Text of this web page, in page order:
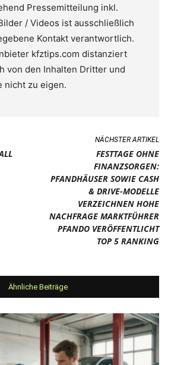
Pressemitteilung inkl.
/ Videos ist ausschließlich
Kontakt verantwortlich.
kfztips.com distanziert
von den Inhalten Dritter und
nicht zu eigen.
NÄCHSTER ARTIKEL
FESTTAGE OHNE
FINANZSORGEN:
PFANDHÄUSER SOWIE CASH
& DRIVE-MODELLE
VERZEICHNEN HOHE
NACHFRAGE MARKTFÜHRER
PFANDO VERÖFFENTLICHT
TOP 5 RANKING
Ähnliche Beiträge